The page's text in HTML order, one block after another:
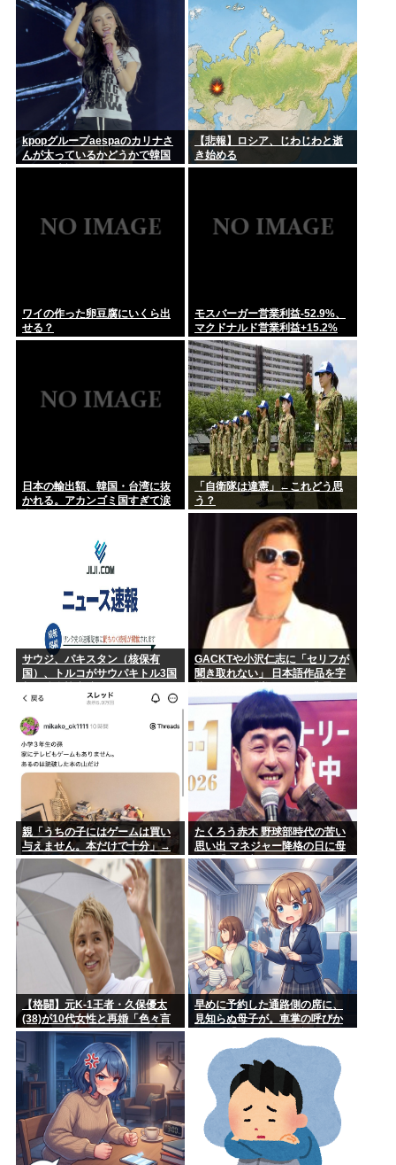
kpopグループaespaのカリナさ
んが太っているかどうかで韓国
SNSが大論争に…！！！
【悲報】ロシア、じわじわと逝
き始める
ワイの作った卵豆腐にいくら出
せる？
モスバーガー営業利益-52.9%、
マクドナルド営業利益+15.2%
日本の輸出額、韓国・台湾に抜
かれる。アカンゴミ国すぎて涙
「自衛隊は違憲」←これどう思
う？
サウジ、パキスタン（核保有
国）、トルコがサウパキトル3国
GACKTや小沢仁志に「セリフが
聞き取れない」 日本語作品を字
幕で見る人が増えている背景
親「うちの子にはゲームは買い
与えません。本だけで十分」→
結果
たくろう赤木 野球部時代の苦い
思い出 マネジャー降格の日に母
が…「何も言えなくて」
【格闘】元K-1王者・久保優太
(38)が10代女性と再婚「色々言
われそうですが…」
早めに予約した通路側の席に、
見知らぬ母子が。車掌の呼びか
居座られました。無理やり奪わ
れた席は、結局“やったもん勝
ち”になっ...